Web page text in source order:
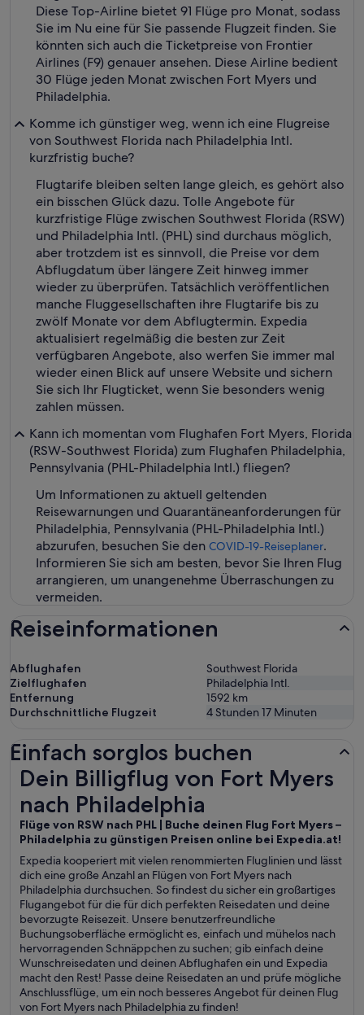
Diese Top-Airline bietet 91 Flüge pro Monat, sodass
Sie im Nu eine für Sie passende Flugzeit finden. Sie
könnten sich auch die Ticketpreise von Frontier
Airlines (F9) genauer ansehen. Diese Airline bedient
30 Flüge jeden Monat zwischen Fort Myers und
Philadelphia.
Komme ich günstiger weg, wenn ich eine Flugreise
von Southwest Florida nach Philadelphia Intl.
kurzfristig buche?
Flugtarife bleiben selten lange gleich, es gehört also
ein bisschen Glück dazu. Tolle Angebote für
kurzfristige Flüge zwischen Southwest Florida (RSW)
und Philadelphia Intl. (PHL) sind durchaus möglich,
aber trotzdem ist es sinnvoll, die Preise vor dem
Abflugdatum über längere Zeit hinweg immer
wieder zu überprüfen. Tatsächlich veröffentlichen
manche Fluggesellschaften ihre Flugtarife bis zu
zwölf Monate vor dem Abflugtermin. Expedia
aktualisiert regelmäßig die besten zur Zeit
verfügbaren Angebote, also werfen Sie immer mal
wieder einen Blick auf unsere Website und sichern
Sie sich Ihr Flugticket, wenn Sie besonders wenig
zahlen müssen.
Kann ich momentan vom Flughafen Fort Myers, Florida
(RSW-Southwest Florida) zum Flughafen Philadelphia,
Pennsylvania (PHL-Philadelphia Intl.) fliegen?
Um Informationen zu aktuell geltenden
Reisewarnungen und Quarantäneanforderungen für
Philadelphia, Pennsylvania (PHL-Philadelphia Intl.)
abzurufen, besuchen Sie den COVID-19-Reiseplaner.
Informieren Sie sich am besten, bevor Sie Ihren Flug
arrangieren, um unangenehme Überraschungen zu
vermeiden.
Reiseinformationen
Abflughafen
Southwest Florida
Zielflughafen
Philadelphia Intl.
Entfernung
1592 km
Durchschnittliche Flugzeit
4 Stunden 17 Minuten
Einfach sorglos buchen
Dein Billigflug von Fort Myers
nach Philadelphia
Flüge von RSW nach PHL | Buche deinen Flug Fort Myers –
Philadelphia zu günstigen Preisen online bei Expedia.at!
Expedia kooperiert mit vielen renommierten Fluglinien und lässt
dich eine große Anzahl an Flügen von Fort Myers nach
Philadelphia durchsuchen. So findest du sicher ein großartiges
Flugangebot für die für dich perfekten Reisedaten und deine
bevorzugte Reisezeit. Unsere benutzerfreundliche
Buchungsoberfläche ermöglicht es, einfach und mühelos nach
hervorragenden Schnäppchen zu suchen; gib einfach deine
Wunschreisedaten und deinen Abflughafen ein und Expedia
macht den Rest! Passe deine Reisedaten an und prüfe mögliche
Anschlussflüge, um ein noch besseres Angebot für deinen Flug
von Fort Myers nach Philadelphia zu finden!
Dein Billigflug von Fort Myers nach Philadelphia